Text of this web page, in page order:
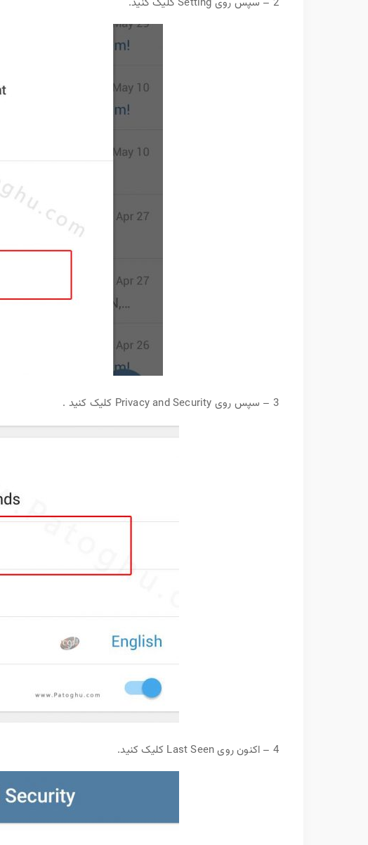
3 – سپس روی Privacy and Security کلیک کنید .
4 – اکنون روی Last Seen کلیک کنید.